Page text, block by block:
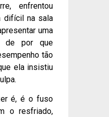
enfrentou
difícil na sala
uma
de por que
tão
ela insistiu
é, é o fuso
o resfriado,